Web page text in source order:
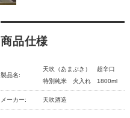
商品仕様
製品名:
天吹（あまぶき） 超辛口
特別純米 火入れ 1800ml
メーカー: 天吹酒造